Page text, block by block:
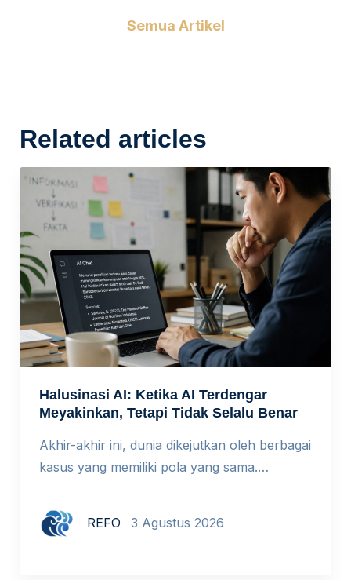
Semua Artikel
Related articles
Halusinasi AI: Ketika AI Terdengar
Meyakinkan, Tetapi Tidak Selalu Benar
Akhir-akhir ini, dunia dikejutkan oleh berbagai
kasus yang memiliki pola yang sama.
memalsukan riset dalam sebuah simposium
internasional di Kopenhagen demi
REFO 3 Agustus 2026